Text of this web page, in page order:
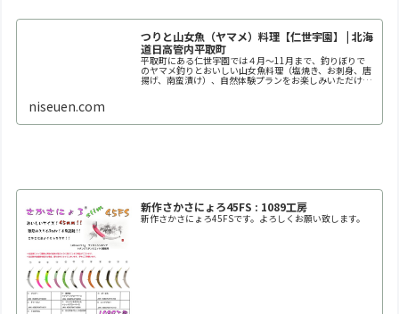
つりと山女魚（ヤマメ）料理【仁世宇園】 | 北海
道日高管内平取町
平取町にある仁世宇園では４月～11月まで、釣りぼりで
のヤマメ釣りとおいしい山女魚料理（塩焼き、お刺身、唐
揚げ、南蛮漬け）、自然体験プランをお楽しみいただけま
niseuen.com
新作さかさにょろ45FS : 1089工房
新作さかさにょろ45FSです。よろしくお願い致します。